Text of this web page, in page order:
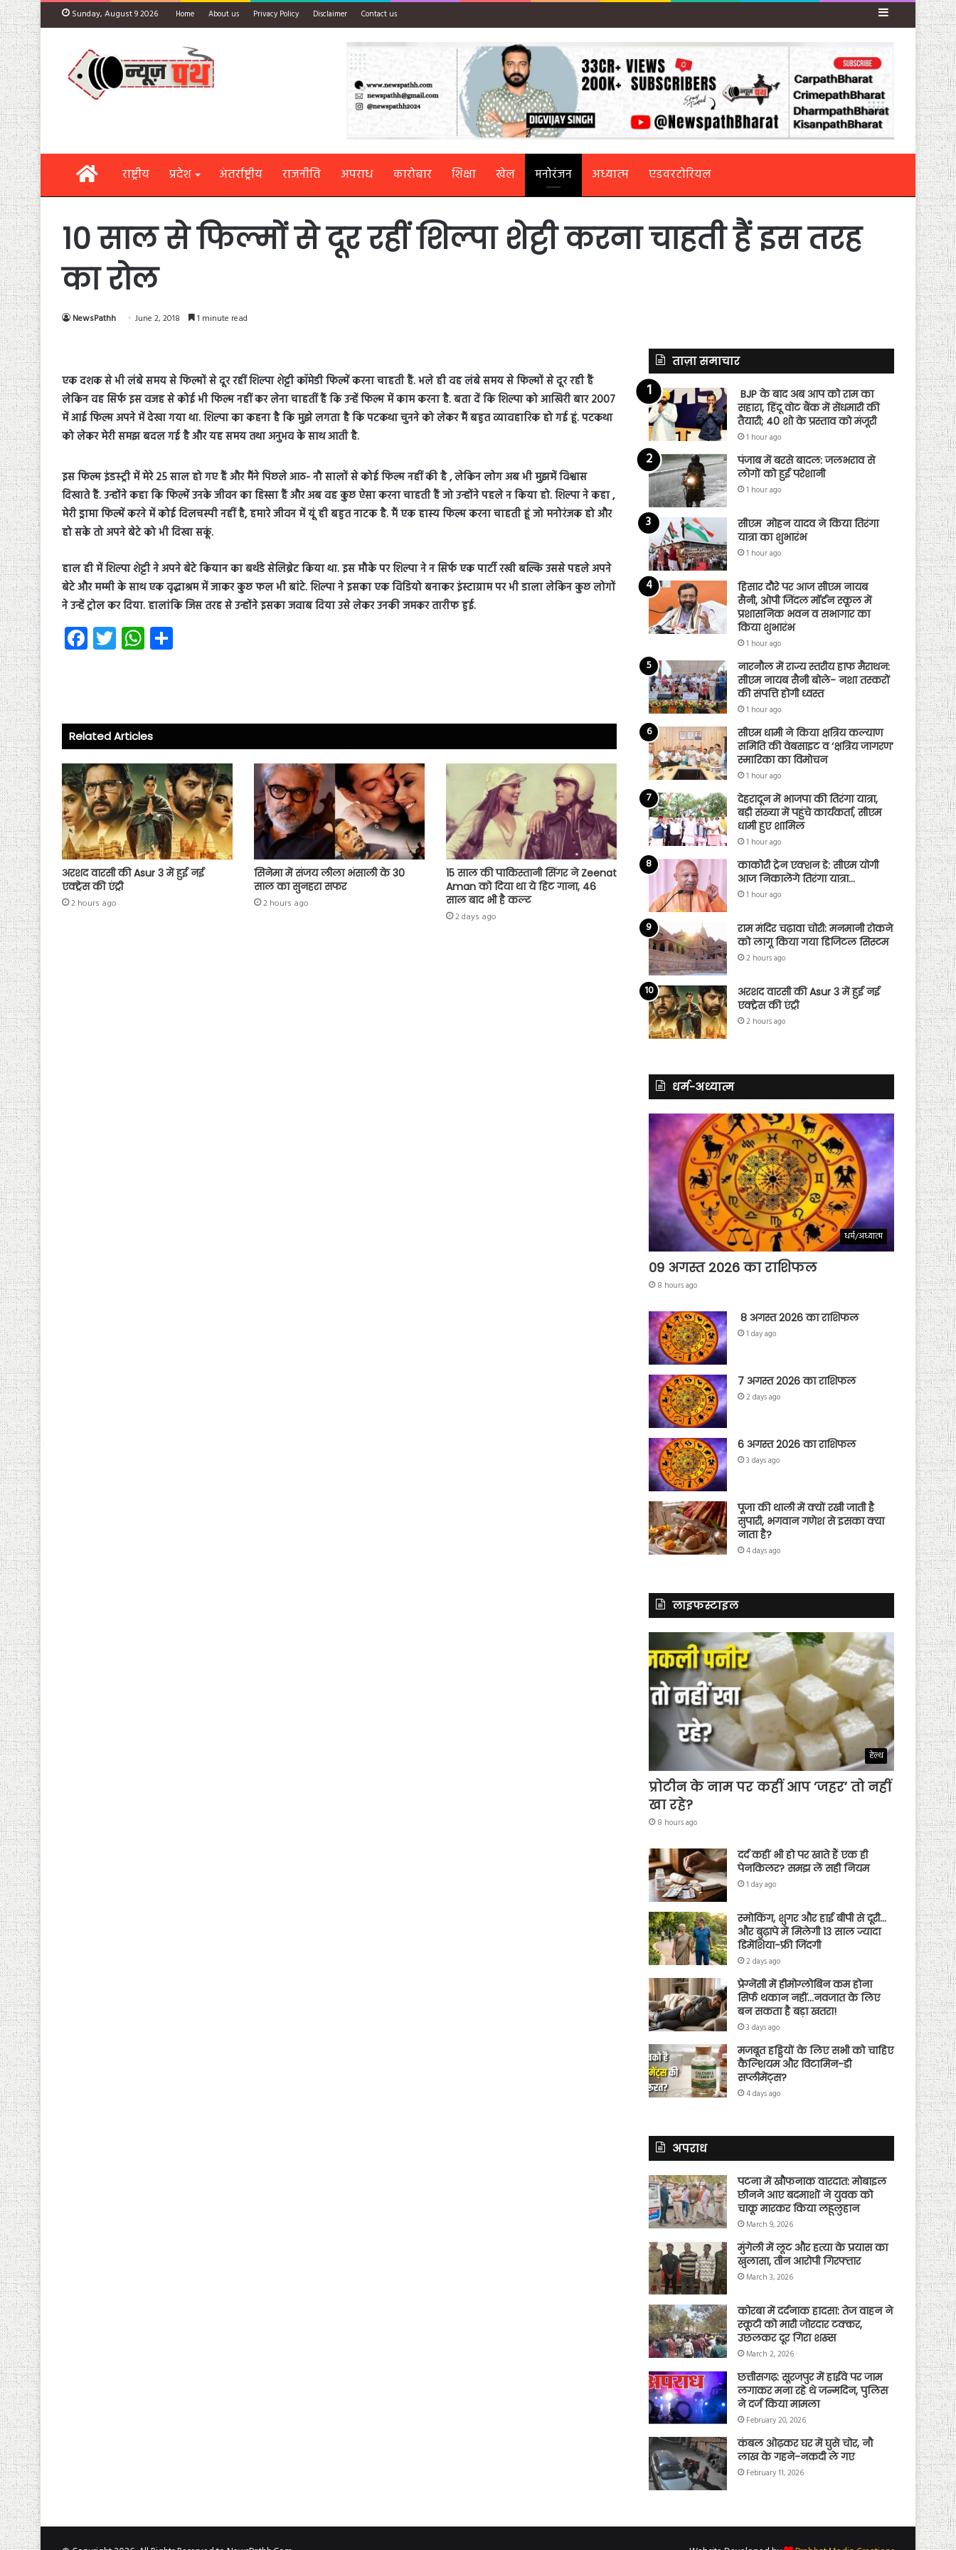
Sunday, August 9 2026 Home About us Privacy Policy Disclaimer Contact us Sidebar
Homeराष्ट्रीय प्रदेश अंतर्राष्ट्रीय राजनीति अपराध कारोबार शिक्षा खेल मनोरंजन अध्यात्म एडवरटोरियल
10 साल से फिल्मों से दूर रहीं शिल्पा शेट्टी करना चाहती हैं इस तरह
का रोल
NewsPathh June 2, 2018 1 minute read
एक दशक से भी लंबे समय से फिल्मों से दूर रहीं शिल्पा शेट्टी कॉमेडी फिल्में करना चाहती हैं. भले ही वह लंबे समय से फिल्मों से दूर रही हैं
लेकिन वह सिर्फ इस वजह से कोई भी फिल्म नहीं कर लेना चाहतीं हैं कि उन्हें फिल्म में काम करना है. बता दें कि शिल्पा को आखिरी बार 2007
में आई फिल्म अपने में देखा गया था. शिल्पा का कहना है कि मुझे लगता है कि पटकथा चुनने को लेकर मैं बहुत व्यावहारिक हो गई हूं. पटकथा
को लेकर मेरी समझ बदल गई है और यह समय तथा अनुभव के साथ आती है.
इस फिल्म इंडस्ट्री में मेरे 25 साल हो गए हैं और मैंने पिछले आठ- नौ सालों से कोई फिल्म नहीं की है , लेकिन लोग अब भी मुझमें विश्वास
दिखाते हैं. उन्होंने कहा कि फिल्में उनके जीवन का हिस्सा हैं और अब वह कुछ ऐसा करना चाहती हैं जो उन्होंने पहले न किया हो. शिल्पा ने कहा ,
मेरी ड्रामा फिल्में करने में कोई दिलचस्पी नहीं है, हमारे जीवन में यूं ही बहुत नाटक है. मैं एक हास्य फिल्म करना चाहती हूं जो मनोरंजक हो और
हो सके तो अपने बेटे को भी दिखा सकूं.
हाल ही में शिल्पा शेट्टी ने अपने बेटे कियान का बर्थडे सेलिब्रेट किया था. इस मौके पर शिल्पा ने न सिर्फ एक पार्टी रखी बल्कि उससे पहले अपने
बेटे और मम्मी के साथ एक वृद्धाश्रम में जाकर कुछ फल भी बांटे. शिल्पा ने इसका एक विडियो बनाकर इंस्टाग्राम पर भी डाला लेकिन कुछ लोगों
ने उन्हें ट्रोल कर दिया. हालांकि जिस तरह से उन्होंने इसका जवाब दिया उसे लेकर उनकी जमकर तारीफ हुई.
Fa
ce
ok
T
wi
W
ha
p
p
Related Articles
अरशद वारसी की Asur 3 में हुई नई
एक्ट्रेस की एंट्री
2 hours ago
सिनेमा में संजय लीला भंसाली के 30
साल का सुनहरा सफर
2 hours ago
15 साल की पाकिस्तानी सिंगर ने Zeenat
Aman को दिया था ये हिट गाना, 46
साल बाद भी है कल्ट
2 days ago
ताज़ा समाचार
BJP के बाद अब आप को राम का
सहारा, हिंदू वोट बैंक में सेंधमारी की
तैयारी; 40 शो के प्रस्ताव को मंजूरी
1 hour ago
पंजाब में बरसे बादल: जलभराव से
लोगों को हुई परेशानी
1 hour ago
सीएम मोहन यादव ने किया तिरंगा
यात्रा का शुभारंभ
1 hour ago
हिसार दौरे पर आज सीएम नायब
सैनी, ओपी जिंदल मॉर्डन स्कूल में
प्रशासनिक भवन व सभागार का
किया शुभारंभ
1 hour ago
नारनौल में राज्य स्तरीय हाफ मैराथन:
सीएम नायब सैनी बोले- नशा तस्करों
की संपत्ति होगी ध्वस्त
1 hour ago
सीएम धामी ने किया क्षत्रिय कल्याण
समिति की वेबसाइट व ‘क्षत्रिय जागरण’
स्मारिका का विमोचन
1 hour ago
देहरादून में भाजपा की तिरंगा यात्रा,
बड़ी संख्या में पहुंचे कार्यकर्ता, सीएम
धामी हुए शामिल
1 hour ago
काकोरी ट्रेन एक्शन डे: सीएम योगी
आज निकालेंगे तिरंगा यात्रा…
1 hour ago
राम मंदिर चढ़ावा चोरी: मनमानी रोकने
को लागू किया गया डिजिटल सिस्टम
2 hours ago
अरशद वारसी की Asur 3 में हुई नई
एक्ट्रेस की एंट्री
2 hours ago
धर्म-अध्यात्म
धर्म/अध्यात्म
09 अगस्त 2026 का राशिफल
8 hours ago
8 अगस्त 2026 का राशिफल
1 day ago
7 अगस्त 2026 का राशिफल
2 days ago
6 अगस्त 2026 का राशिफल
3 days ago
पूजा की थाली में क्यों रखी जाती है
सुपारी, भगवान गणेश से इसका क्या
नाता है?
4 days ago
लाइफस्टाइल
हेल्थ
प्रोटीन के नाम पर कहीं आप ‘जहर’ तो नहीं
खा रहे?
8 hours ago
दर्द कहीं भी हो पर खाते हैं एक ही
पेनकिलर? समझ लें सही नियम
1 day ago
स्मोकिंग, शुगर और हाई बीपी से दूरी…
और बुढ़ापे में मिलेगी 13 साल ज्यादा
डिमेंशिया-फ्री जिंदगी
2 days ago
प्रेग्नेंसी में हीमोग्लोबिन कम होना
सिर्फ थकान नहीं…नवजात के लिए
बन सकता है बड़ा खतरा!
3 days ago
मजबूत हड्डियों के लिए सभी को चाहिए
कैल्शियम और विटामिन-डी
सप्लीमेंट्स?
4 days ago
अपराध
पटना में खौफनाक वारदात: मोबाइल
छीनने आए बदमाशों ने युवक को
चाकू मारकर किया लहूलुहान
March 9, 2026
मुंगेली में लूट और हत्या के प्रयास का
खुलासा, तीन आरोपी गिरफ्तार
March 3, 2026
कोरबा में दर्दनाक हादसा: तेज वाहन ने
स्कूटी को मारी जोरदार टक्कर,
उछलकर दूर गिरा शख्स
March 2, 2026
छत्तीसगढ़: सूरजपुर में हाईवे पर जाम
लगाकर मना रहे थे जन्मदिन, पुलिस
ने दर्ज किया मामला
February 20, 2026
कंबल ओढ़कर घर में घुसे चोर, नौ
लाख के गहने-नकदी ले गए
February 11, 2026